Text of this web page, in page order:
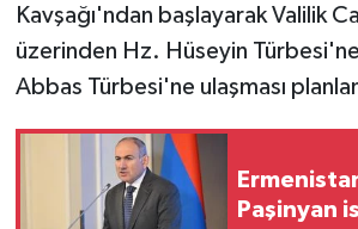
Kavşağı'ndan başlayarak Valilik
üzerinden Hz. Hüseyin
Abbas Türbesi'ne ulaşması
Paşinyan